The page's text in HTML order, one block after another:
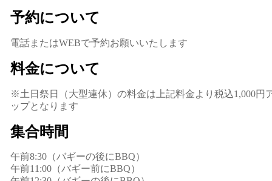
予約について
電話またはWEBで予約お願いいたします
料金について
※土日祭日（大型連休）の料金は上記料金より税込1,000円
ップとなります
集合時間
午前8:30（バギーの後にBBQ）
午前11:00（バギー前にBBQ）